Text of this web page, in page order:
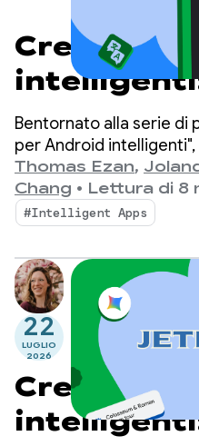
Crea app
cloud e
Bentornato alla serie di
per Android
per Android di base e
un'esperienza
basata su agenti.
Thomas Ezan,
Chang • Lettura di 8
#Intelligent Apps
22
LUGLIO
2026
Crea app